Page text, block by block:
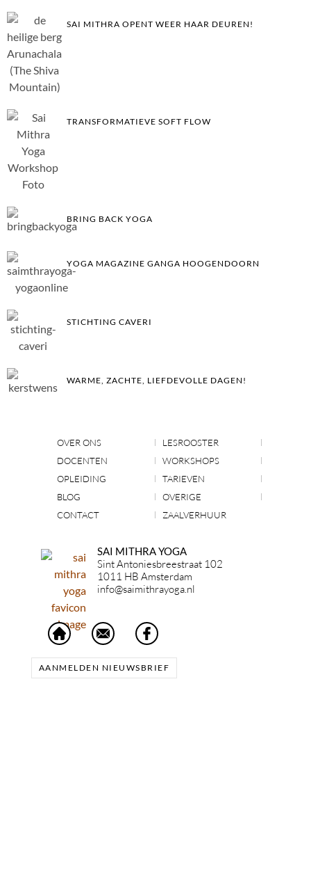
SAI MITHRA OPENT WEER HAAR DEUREN!
TRANSFORMATIEVE SOFT FLOW
BRING BACK YOGA
YOGA MAGAZINE GANGA HOOGENDOORN
STICHTING CAVERI
WARME, ZACHTE, LIEFDEVOLLE DAGEN!
OVER ONS
LESROOSTER
DOCENTEN
WORKSHOPS
OPLEIDING
TARIEVEN
BLOG
OVERIGE
CONTACT
ZAALVERHUUR
SAI MITHRA YOGA
Sint Antoniesbreestraat 102
1011 HB Amsterdam
info@saimithrayoga.nl
AANMELDEN NIEUWSBRIEF